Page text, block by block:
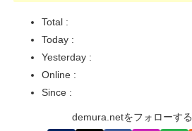
Total :
Today :
Yesterday :
Online :
Since :
demura.netをフォローする